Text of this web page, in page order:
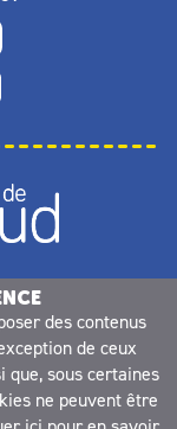
des contenus
de ceux
que, sous certaines
ne peuvent être